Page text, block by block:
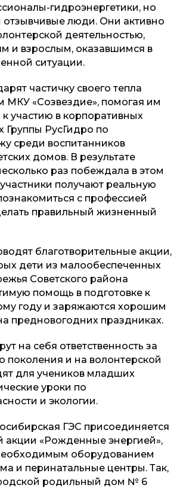
гидроэнергетики, но
отзывчивые люди. Они активно
деятельностью,
и взрослым, оказавшимся в
ситуации.
частичку своего тепла
МКУ «Созвездие», помогая им
к участию в корпоративных
Группы РусГидро по
среди воспитанников
домов. В результате
раз побеждала в этом
получают реальную
с профессией
правильный жизненный
благотворительные акции,
дети из малообеспеченных
Советского района
помощь в подготовке к
году и заряжаются хорошим
предновогодних праздниках.
на себя ответственность за
поколения и на волонтерской
для учеников младших
уроки по
и экологии.
ГЭС присоединяется
акции «Рожденные энергией»,
оборудованием
и перинатальные центры. Так,
родильный дом № 6